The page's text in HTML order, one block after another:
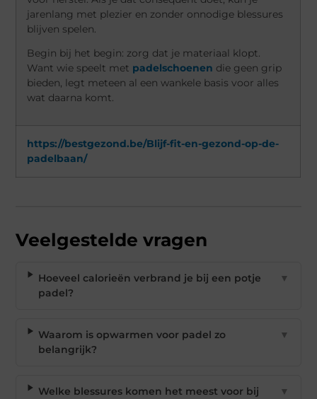
jarenlang met plezier en zonder onnodige blessures
blijven spelen.
Begin bij het begin: zorg dat je materiaal klopt.
Want wie speelt met padelschoenen die geen grip
bieden, legt meteen al een wankele basis voor alles
wat daarna komt.
https://bestgezond.be/Blijf-fit-en-gezond-op-de-
padelbaan/
Veelgestelde vragen
Hoeveel calorieën verbrand je bij een potje
padel?
▼
Waarom is opwarmen voor padel zo
belangrijk?
▼
Welke blessures komen het meest voor bij
▼